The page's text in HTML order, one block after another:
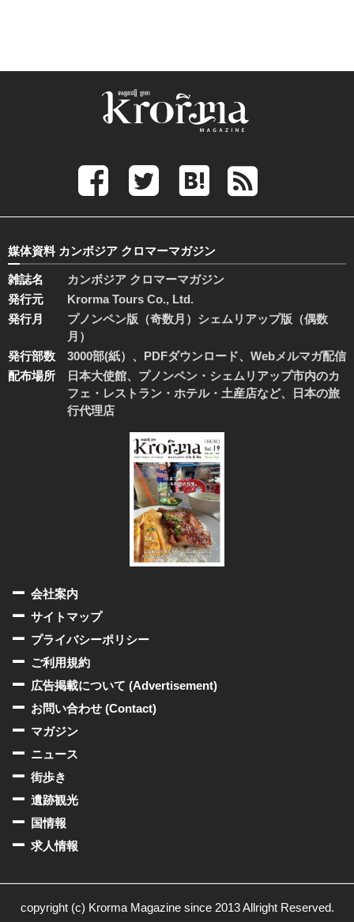
媒体資料 カンボジア クロマーマガジン
雑誌名
カンボジア クロマーマガジン
発行元
Krorma Tours Co., Ltd.
発行月
プノンペン版（奇数月）シェムリアップ版（偶数
月）
発行部数
3000部(紙）、PDFダウンロード、Webメルマガ配信
配布場所
日本大使館、プノンペン・シェムリアップ市内のカ
フェ・レストラン・ホテル・土産店など、日本の旅
行代理店
会社案内
サイトマップ
プライバシーポリシー
ご利用規約
広告掲載について (Advertisement)
お問い合わせ (Contact)
マガジン
ニュース
街歩き
遺跡観光
国情報
求人情報
copyright (c) Krorma Magazine since 2013 Allright Reserved.